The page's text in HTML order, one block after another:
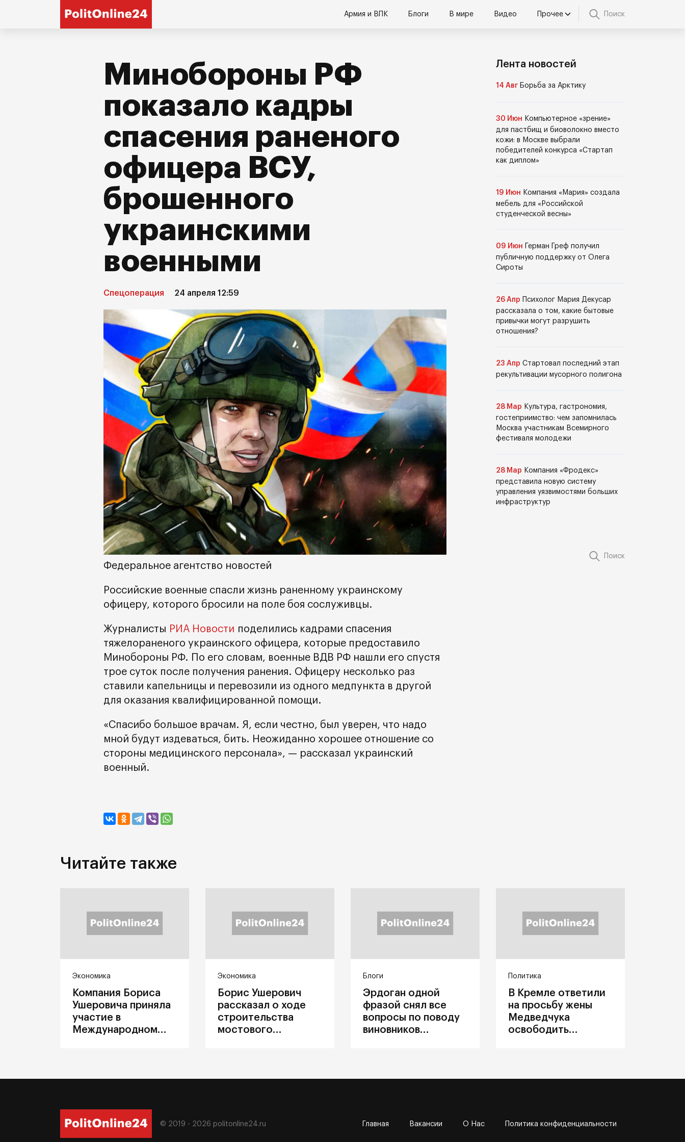
Армия и ВПК Блоги В мире Видео Прочее Поиск
Минобороны РФ
показало кадры
спасения раненого
офицера ВСУ,
брошенного
украинскими
военными
Спецоперация 24 апреля 12:59
Федеральное агентство новостей
Российские военные спасли жизнь раненному украинскому
офицеру, которого бросили на поле боя сослуживцы.
Журналисты РИА Новости поделились кадрами спасения
тяжелораненого украинского офицера, которые предоставило
Минобороны РФ. По его словам, военные ВДВ РФ нашли его спустя
трое суток после получения ранения. Офицеру несколько раз
ставили капельницы и перевозили из одного медпункта в другой
для оказания квалифицированной помощи.
«Спасибо большое врачам. Я, если честно, был уверен, что надо
мной будут издеваться, бить. Неожиданно хорошее отношение со
стороны медицинского персонала», — рассказал украинский
военный.
Лента новостей
14 Авг Борьба за Арктику
30 Июн Компьютерное «зрение»
для пастбищ и биоволокно вместо
кожи: в Москве выбрали
победителей конкурса «Стартап
как диплом»
19 Июн Компания «Мария» создала
мебель для «Российской
студенческой весны»
09 Июн
Герман Греф получил
публичную поддержку от Олега
Сироты
26 Апр
Психолог Мария Декусар
рассказала о том, какие бытовые
привычки могут разрушить
отношения?
23 Апр Стартовал последний этап
рекультивации мусорного полигона
28 Мар Культура, гастрономия,
гостеприимство: чем запомнилась
Москва участникам Всемирного
фестиваля молодежи
28 Мар Компания «Фродекс»
представила новую систему
управления уязвимостями больших
инфраструктур
Поиск
Читайте также
Экономика
Компания Бориса
Ушеровича приняла
участие в
Международном
Экономика
Борис Ушерович
рассказал о ходе
строительства
мостового
Блоги
Эрдоган одной
фразой снял все
вопросы по поводу
виновников
Политика
В Кремле ответили
на просьбу жены
Медведчука
освободить
© 2019 - 2026 politonline24.ru Главная Вакансии О Нас Политика конфиденциальности